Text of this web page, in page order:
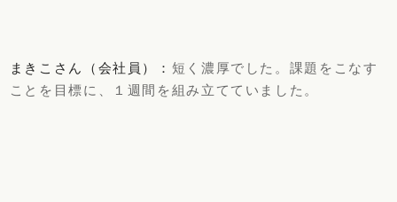
まきこさん（会社員）： 短く濃厚でした。課題をこなす
ことを目標に、１週間を組み立てていました。